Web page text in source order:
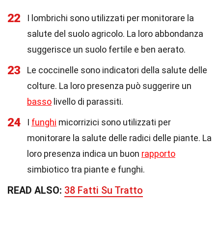
22
I lombrichi sono utilizzati per monitorare la
salute del suolo agricolo. La loro abbondanza
suggerisce un suolo fertile e ben aerato.
23
Le coccinelle sono indicatori della salute delle
colture. La loro presenza può suggerire un
basso livello di parassiti.
24 I funghi micorrizici sono utilizzati per
monitorare la salute delle radici delle piante. La
loro presenza indica un buon rapporto
simbiotico tra piante e funghi.
READ ALSO: 38 Fatti Su Tratto